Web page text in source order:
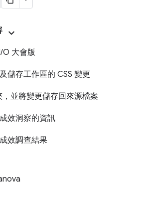
大會版
儲存工作區的 CSS 變更
並將變更儲存回來源檔案
效洞察的資訊
效調查結果